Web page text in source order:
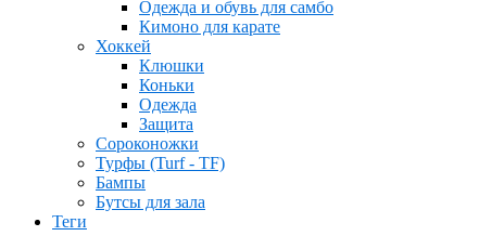
Одежда и обувь для самбо
Кимоно для карате
Хоккей
Клюшки
Коньки
Одежда
Защита
Сороконожки
Турфы (Turf - TF)
Бампы
Бутсы для зала
Теги